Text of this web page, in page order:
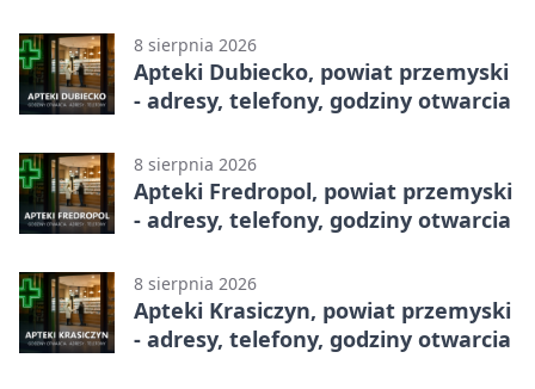
8 sierpnia 2026
Apteki Dubiecko, powiat przemyski
- adresy, telefony, godziny otwarcia
8 sierpnia 2026
Apteki Fredropol, powiat przemyski
- adresy, telefony, godziny otwarcia
8 sierpnia 2026
Apteki Krasiczyn, powiat przemyski
- adresy, telefony, godziny otwarcia